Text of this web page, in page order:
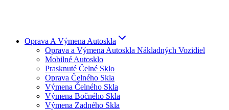
Oprava A Výmena Autoskla
Oprava a Výmena Autoskla Nákladných Vozidiel
Mobilné Autosklo
Prasknuté Čelné Sklo
Oprava Čelného Skla
Výmena Čelného Skla
Výmena Bočného Skla
Výmena Zadného Skla